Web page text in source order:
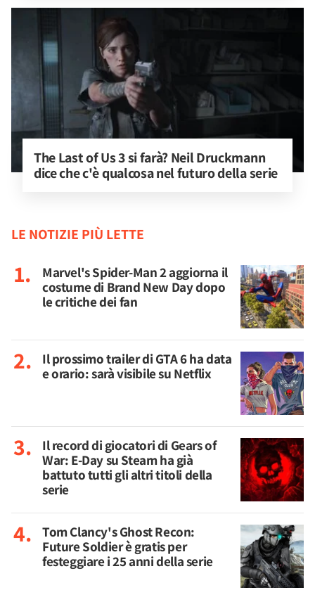
The Last of Us 3 si farà? Neil Druckmann
dice che c'è qualcosa nel futuro della serie
LE NOTIZIE PIÙ LETTE
Marvel's Spider-Man 2 aggiorna il
costume di Brand New Day dopo
le critiche dei fan
Il prossimo trailer di GTA 6 ha data
e orario: sarà visibile su Netflix
Il record di giocatori di Gears of
War: E-Day su Steam ha già
battuto tutti gli altri titoli della
serie
Tom Clancy's Ghost Recon:
Future Soldier è gratis per
festeggiare i 25 anni della serie